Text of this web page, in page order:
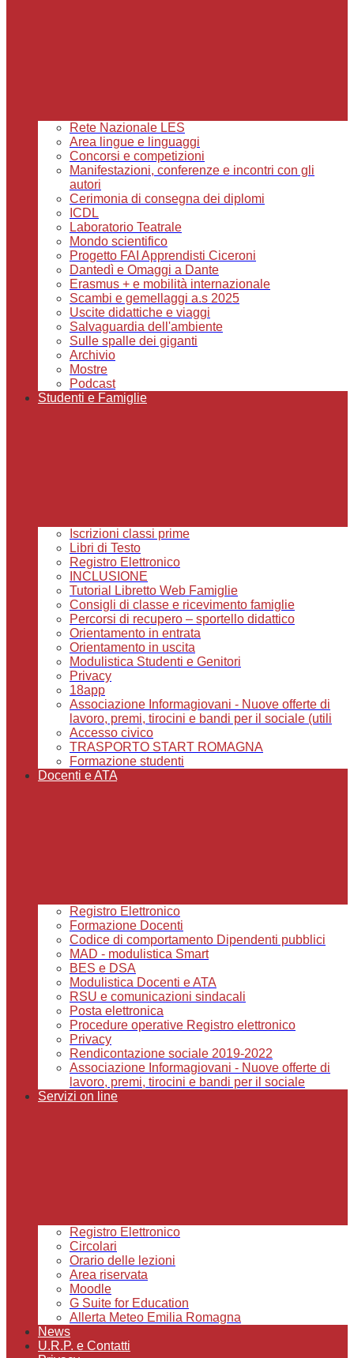
Rete Nazionale LES
Area lingue e linguaggi
Concorsi e competizioni
Manifestazioni, conferenze e incontri con gli
autori
Cerimonia di consegna dei diplomi
ICDL
Laboratorio Teatrale
Mondo scientifico
Progetto FAI Apprendisti Ciceroni
Dantedì e Omaggi a Dante
Erasmus + e mobilità internazionale
Scambi e gemellaggi a.s 2025
Uscite didattiche e viaggi
Salvaguardia dell'ambiente
Sulle spalle dei giganti
Archivio
Mostre
Podcast
Studenti e Famiglie
Iscrizioni classi prime
Libri di Testo
Registro Elettronico
INCLUSIONE
Tutorial Libretto Web Famiglie
Consigli di classe e ricevimento famiglie
Percorsi di recupero – sportello didattico
Orientamento in entrata
Orientamento in uscita
Modulistica Studenti e Genitori
Privacy
18app
Associazione Informagiovani - Nuove offerte di
lavoro, premi, tirocini e bandi per il sociale (utili
Accesso civico
TRASPORTO START ROMAGNA
Formazione studenti
Docenti e ATA
Registro Elettronico
Formazione Docenti
Codice di comportamento Dipendenti pubblici
MAD - modulistica Smart
BES e DSA
Modulistica Docenti e ATA
RSU e comunicazioni sindacali
Posta elettronica
Procedure operative Registro elettronico
Privacy
Rendicontazione sociale 2019-2022
Associazione Informagiovani - Nuove offerte di
lavoro, premi, tirocini e bandi per il sociale
Servizi on line
Registro Elettronico
Circolari
Orario delle lezioni
Area riservata
Moodle
G Suite for Education
Allerta Meteo Emilia Romagna
News
U.R.P. e Contatti